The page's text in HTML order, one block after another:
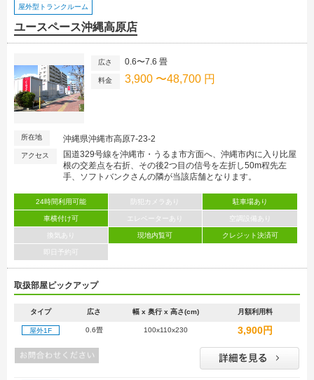
屋外型トランクルーム
ユースペース沖縄高原店
広さ 0.6〜7.6 畳
料金 3,900 〜48,700 円
所在地 沖縄県沖縄市高原7-23-2
アクセス
国道329号線を沖縄市・うるま市方面へ、沖縄市内に入り比屋
根の交差点を右折、その後2つ目の信号を左折し50m程先左
手、ソフトバンクさんの隣が当該店舗となります。
24時間利用可能 防犯カメラあり 駐車場あり
車横付け可 エレベーターあり 空調設備あり
換気あり 現地内覧可 クレジット決済可
即日予約可
取扱部屋ピックアップ
タイプ 広さ 幅 x 奥行 x 高さ(cm) 月額利用料
屋外1F 0.6畳 100x110x230 3,900円